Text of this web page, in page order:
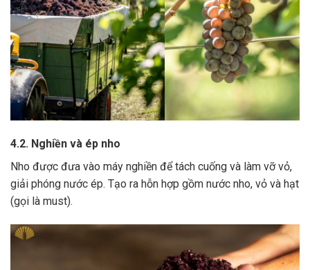
4.2. Nghiền và ép nho
Nho được đưa vào máy nghiền để tách cuống và làm vỡ vỏ,
giải phóng nước ép. Tạo ra hỗn hợp gồm nước nho, vỏ và hạt
(gọi là must).